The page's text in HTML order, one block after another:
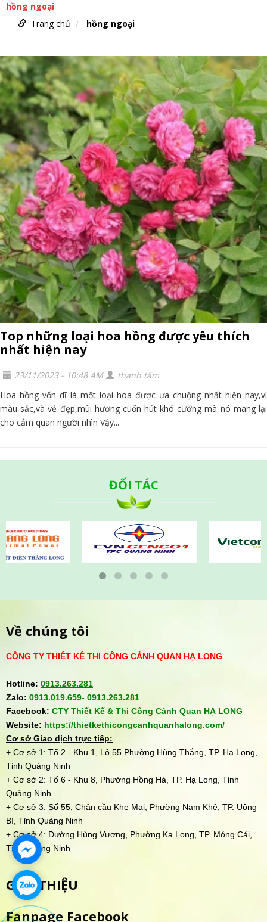
hồng ngoại
Trang chủ
hồng ngoại
Top những loại hoa hồng được yêu thích
nhất hiện nay
23/11/2023 - 10:48 AM
thanh tâm
Hoa hồng vốn dĩ là một loại hoa được ưa chuộng nhất hiện nay,vì
màu sắc,và vẻ đẹp,mùi hương cuốn hút khó cưỡng mà nó mang lại
cho cảm quan người nhìn Vậy...
ĐỐI TÁC
Về chúng tôi
CÔNG TY THIẾT KẾ THI CÔNG CẢNH QUAN HẠ LONG
Hotline: 0913.263.281
Zalo: 0913.019.659- 0913.263.281
Facebook: CTY Thiết Kế & Thi Công Cảnh Quan HẠ LONG
Website: https://thietkethicongcanhquanhalong.com/
Cơ sở Giao dịch trực tiếp:
+ Cơ sở 1: Tổ 2 - Khu 1, Lô 55 Phường Hùng Thắng, TP. Hạ Long,
Tỉnh Quảng Ninh
+ Cơ sở 2: Tổ 6 - Khu 8, Phường Hồng Hà, TP. Hạ Long, Tỉnh
Quảng Ninh
+ Cơ sở 3: Số 55, Chân cầu Khe Mai, Phường Nam Khê, TP. Uông
Bí, Tỉnh Quảng Ninh
+ Cơ sở 4: Đường Hùng Vương, Phường Ka Long, TP. Móng Cái,
Tỉnh Quảng Ninh
GIỚI THIỆU
Fanpage Facebook